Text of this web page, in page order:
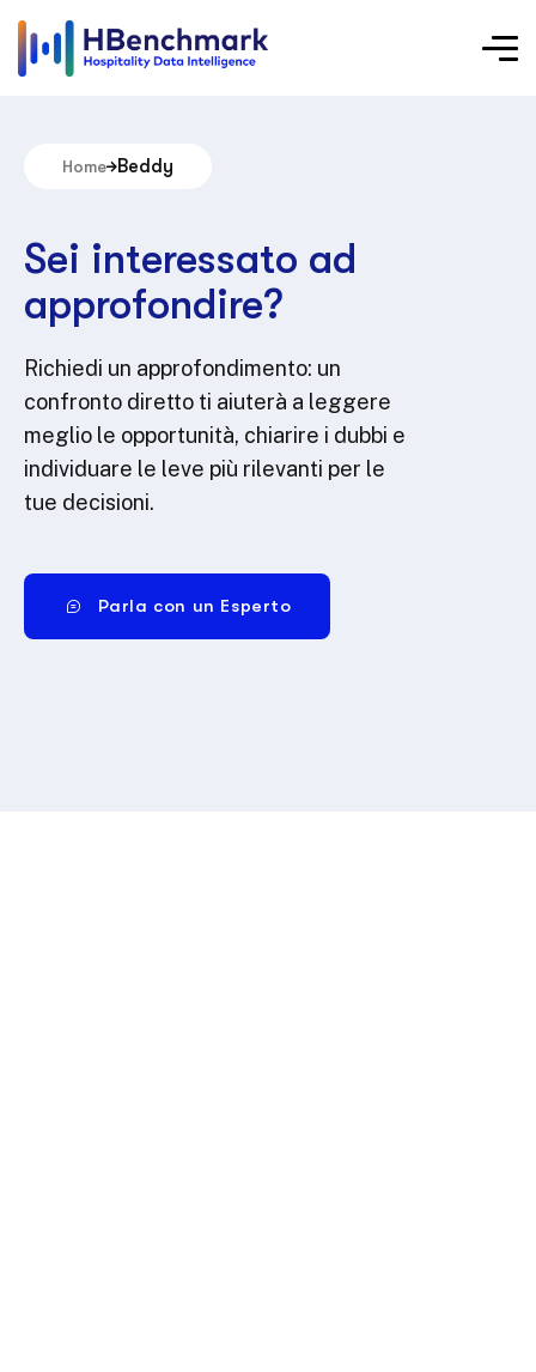
Home Beddy
Sei interessato ad
approfondire?
Richiedi un approfondimento: un
confronto diretto ti aiuterà a leggere
meglio le opportunità, chiarire i dubbi e
individuare le leve più rilevanti per le
tue decisioni.
Parla con un Esperto